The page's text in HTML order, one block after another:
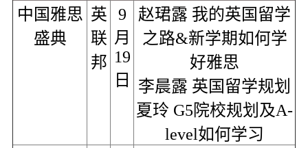
中国雅思
盛典
英
联
邦
9
月
19
日
赵珺露 我的英国留学
之路&新学期如何学
好雅思
李晨露 英国留学规划
夏玲 G5院校规划及A-
level如何学习